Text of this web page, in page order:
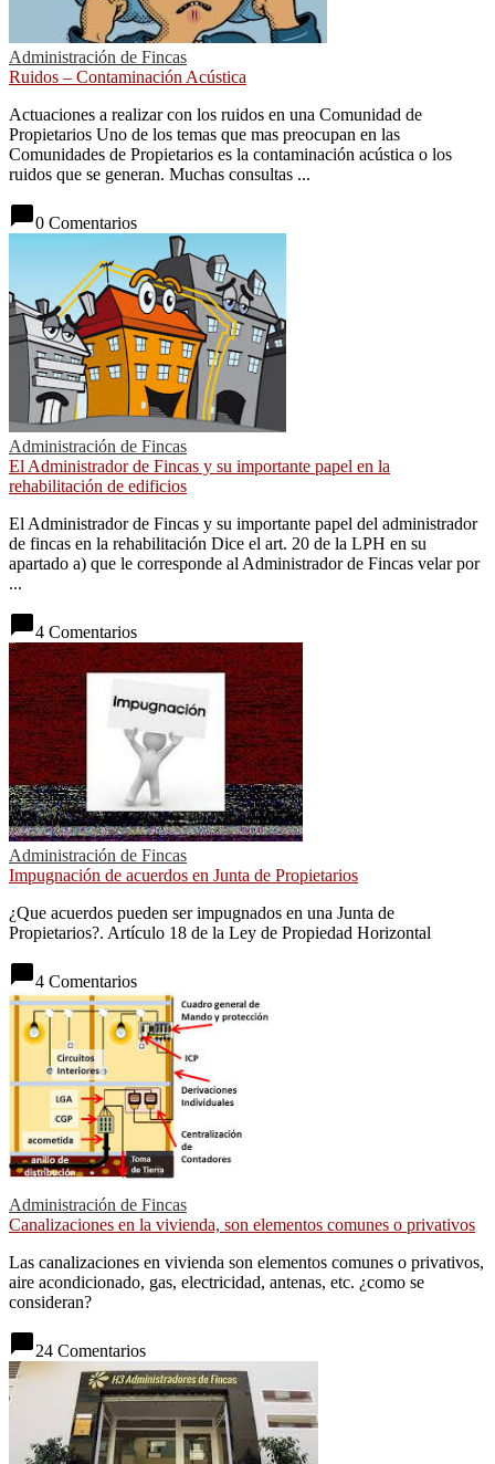
Administración de Fincas
Ruidos – Contaminación Acústica
Actuaciones a realizar con los ruidos en una Comunidad de
Propietarios Uno de los temas que mas preocupan en las
Comunidades de Propietarios es la contaminación acústica o los
ruidos que se generan. Muchas consultas ...
chat_bubble0 Comentarios
Administración de Fincas
El Administrador de Fincas y su importante papel en la
rehabilitación de edificios
El Administrador de Fincas y su importante papel del administrador
de fincas en la rehabilitación Dice el art. 20 de la LPH en su
apartado a) que le corresponde al Administrador de Fincas velar por
...
chat_bubble4 Comentarios
Administración de Fincas
Impugnación de acuerdos en Junta de Propietarios
¿Que acuerdos pueden ser impugnados en una Junta de
Propietarios?. Artículo 18 de la Ley de Propiedad Horizontal
chat_bubble4 Comentarios
Administración de Fincas
Canalizaciones en la vivienda, son elementos comunes o privativos
Las canalizaciones en vivienda son elementos comunes o privativos,
aire acondicionado, gas, electricidad, antenas, etc. ¿como se
consideran?
chat_bubble24 Comentarios